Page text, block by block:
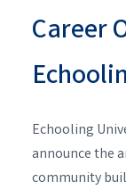
Career
Echooling
announce the
community